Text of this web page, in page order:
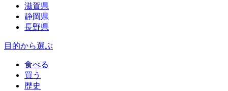
滋賀県
静岡県
長野県
目的から選ぶ
食べる
買う
歴史